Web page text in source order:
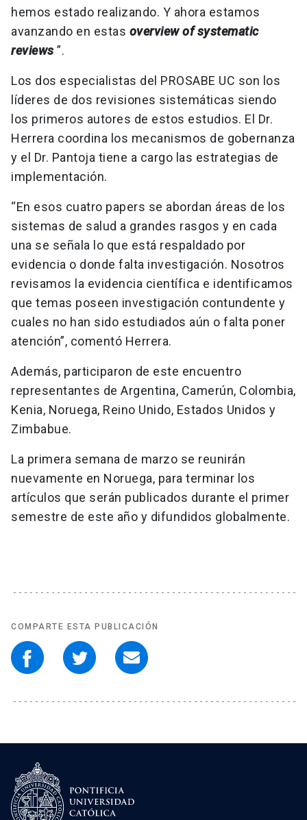
hemos estado realizando. Y ahora estamos
avanzando en estas overview of systematic
reviews”.
Los dos especialistas del PROSABE UC son los
líderes de dos revisiones sistemáticas siendo
los primeros autores de estos estudios. El Dr.
Herrera coordina los mecanismos de gobernanza
y el Dr. Pantoja tiene a cargo las estrategias de
implementación.
“En esos cuatro papers se abordan áreas de los
sistemas de salud a grandes rasgos y en cada
una se señala lo que está respaldado por
evidencia o donde falta investigación. Nosotros
revisamos la evidencia científica e identificamos
que temas poseen investigación contundente y
cuales no han sido estudiados aún o falta poner
atención”, comentó Herrera.
Además, participaron de este encuentro
representantes de Argentina, Camerún, Colombia,
Kenia, Noruega, Reino Unido, Estados Unidos y
Zimbabue.
La primera semana de marzo se reunirán
nuevamente en Noruega, para terminar los
artículos que serán publicados durante el primer
semestre de este año y difundidos globalmente.
COMPARTE ESTA PUBLICACIÓN